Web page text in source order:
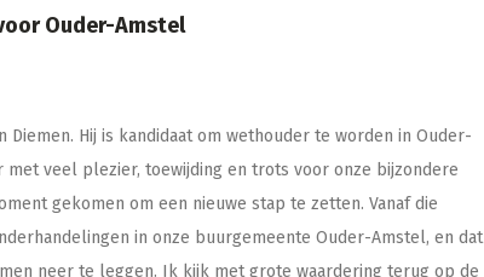
Ouder-Amstel
Hij is kandidaat om wethouder te worden in Ouder-
met veel plezier, toewijding en trots voor onze bijzondere
gekomen om een nieuwe stap te zetten. Vanaf die
in onze buurgemeente Ouder-Amstel, en dat
neer te leggen. Ik kijk met grote waardering terug op de